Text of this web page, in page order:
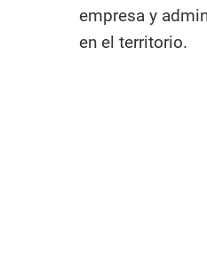
empresa y
en el territorio.